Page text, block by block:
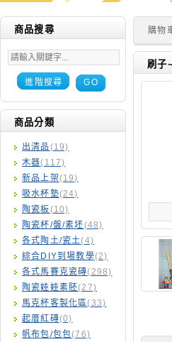
商品搜尋
進階搜尋 GO
商品分類
出清品 (19)
木器(117)
新品上架(19)
吸水杯墊(24)
陶瓷板 (10)
陶瓷杯/盤/素坯(48)
各式陶土/瓷土(4)
綜合DIY到場教學(2)
各式馬賽克瓷磚(298)
陶瓷娃娃素胚(27)
馬克杯客製化區(33)
起厝紅磚(0)
帆布包/包包(76)
購物
刷子